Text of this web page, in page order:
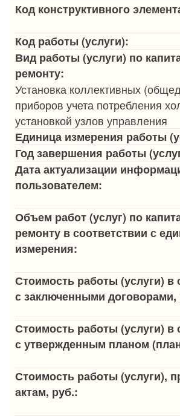
Код конструктивного
Код работы (услуги):
Вид работы (услуги) по
ремонту:
Установка коллективных
приборов учета потребления
установкой узлов управления
Единица измерения работы
Год завершения работы
Дата актуализации
пользователем:
Объем работ (услуг) по
ремонту в соответствии с
измерения:
Стоимость работы (услуги) в
с заключенными договорами,
Стоимость работы (услуги) в
с утвержденным планом
Стоимость работы (услуги),
актам, руб.: